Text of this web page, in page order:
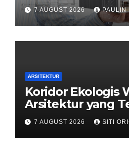
7 AUGUST 2026 PAULIN
ARSITEKTUR
Koridor Ekologis
Arsitektur yang
dengan Alam
7 AUGUST 2026 SITI